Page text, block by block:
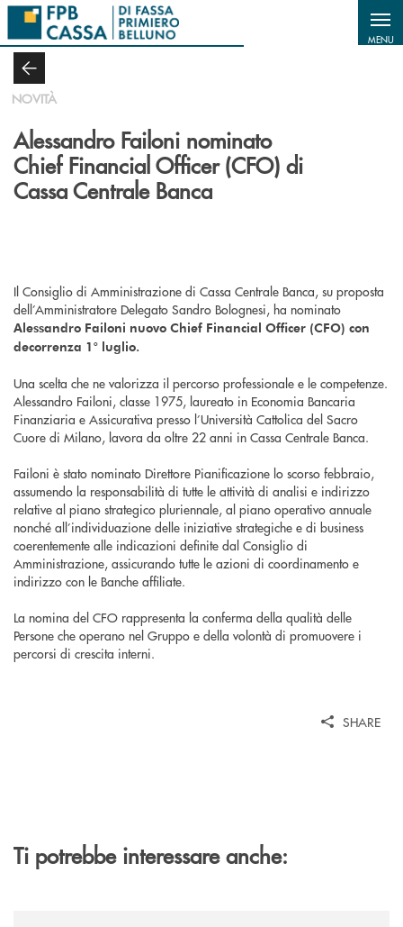
Salta al contenuto principale
MENU
NOVITÀ
Alessandro Failoni nominato
Chief Financial Officer (CFO) di
Cassa Centrale Banca
Il Consiglio di Amministrazione di Cassa Centrale Banca, su proposta
dell’Amministratore Delegato Sandro Bolognesi, ha nominato
Alessandro Failoni nuovo Chief Financial Officer (CFO) con
decorrenza 1° luglio.
Una scelta che ne valorizza il percorso professionale e le competenze.
Alessandro Failoni, classe 1975, laureato in Economia Bancaria
Finanziaria e Assicurativa presso l’Università Cattolica del Sacro
Cuore di Milano, lavora da oltre 22 anni in Cassa Centrale Banca.
Failoni è stato nominato Direttore Pianificazione lo scorso febbraio,
assumendo la responsabilità di tutte le attività di analisi e indirizzo
relative al piano strategico pluriennale, al piano operativo annuale
nonché all’individuazione delle iniziative strategiche e di business
coerentemente alle indicazioni definite dal Consiglio di
Amministrazione, assicurando tutte le azioni di coordinamento e
indirizzo con le Banche affiliate.
La nomina del CFO rappresenta la conferma della qualità delle
Persone che operano nel Gruppo e della volontà di promuovere i
percorsi di crescita interni.
SHARE
Ti potrebbe interessare anche: